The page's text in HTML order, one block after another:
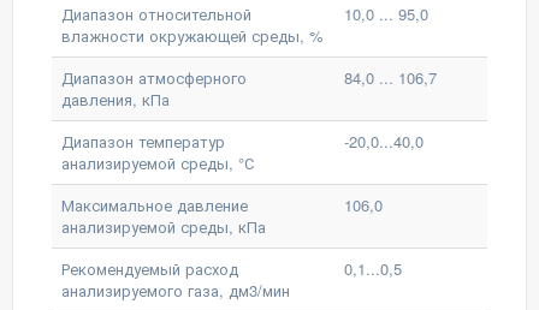
Диапазон относительной
влажности окружающей среды, %
10,0 ... 95,0
Диапазон атмосферного
давления, кПа
84,0 ... 106,7
Диапазон температур
анализируемой среды, °С
-20,0...40,0
Максимальное давление
анализируемой среды, кПа
106,0
Рекомендуемый расход
анализируемого газа, дм3/мин
0,1...0,5